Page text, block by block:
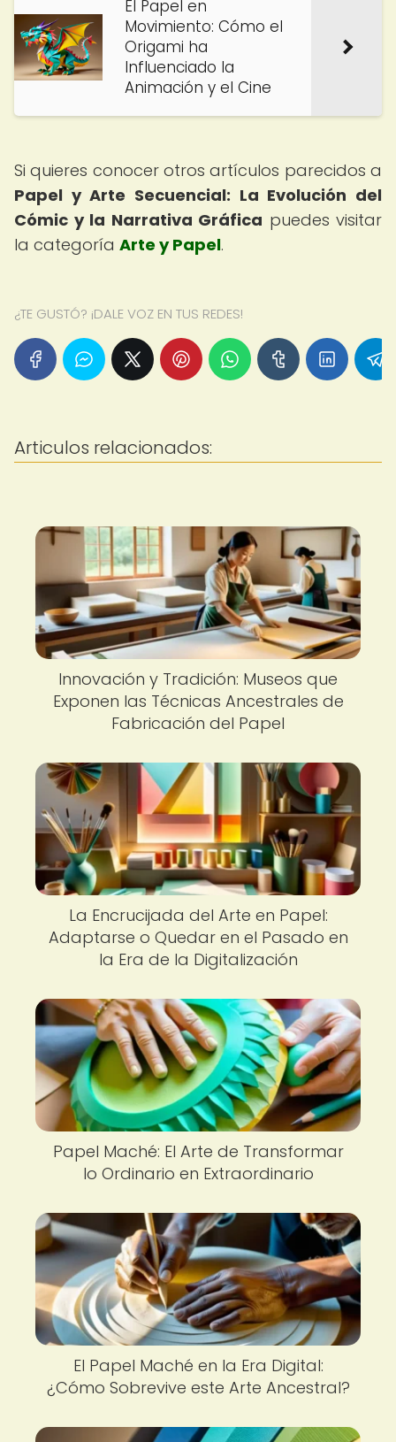
El Papel en
Movimiento: Cómo el
Origami ha
Influenciado la
Animación y el Cine
Si quieres conocer otros artículos parecidos a
Papel y Arte Secuencial: La Evolución del
Cómic y la Narrativa Gráfica puedes visitar
la categoría Arte y Papel.
¿TE GUSTÓ? ¡DALE VOZ EN TUS REDES!
Articulos relacionados:
Innovación y Tradición: Museos que
Exponen las Técnicas Ancestrales de
Fabricación del Papel
La Encrucijada del Arte en Papel:
Adaptarse o Quedar en el Pasado en
la Era de la Digitalización
Papel Maché: El Arte de Transformar
lo Ordinario en Extraordinario
El Papel Maché en la Era Digital:
¿Cómo Sobrevive este Arte Ancestral?